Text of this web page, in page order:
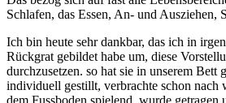
Schlafen, das Essen, An- und Ausziehen,
Ich bin heute sehr dankbar, das ich in
Rückgrat gebildet habe um, diese
durchzusetzen. so hat sie in unserem Bett
individuell gestillt, verbrachte schon nach
dem Fussboden spielend, wurde getragen